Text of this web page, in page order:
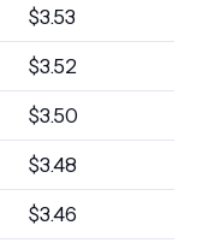
$3.53
$3.52
$3.50
$3.48
$3.46